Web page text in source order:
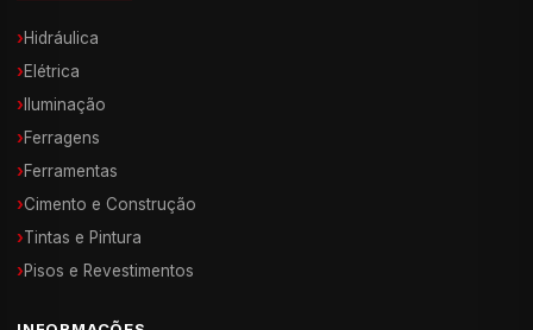
›Hidráulica
›Elétrica
› Iluminação
›Ferragens
›Ferramentas
›Cimento e Construção
›Tintas e Pintura
›Pisos e Revestimentos